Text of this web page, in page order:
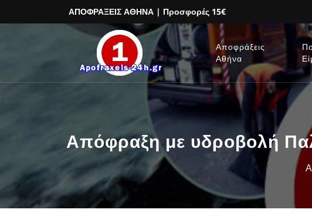
ΑΠΟΦΡΑΞΕΙΣ ΑΘΗΝΑ | Προσφορές 15€
Αποφράξεις
Αθήνα
Απόφραξη με υδροβολή